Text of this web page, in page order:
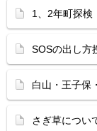
1、2年町探検
SOSの出し方
白山・王子保
さぎ草につい